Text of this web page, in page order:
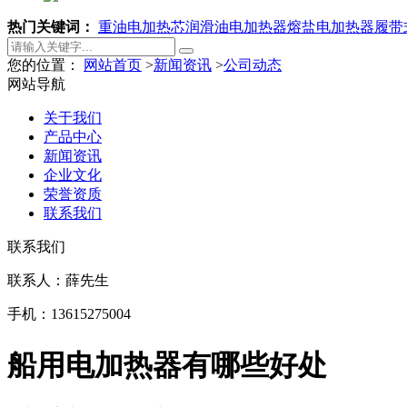
热门关键词： 重油电加热芯润滑油电加热器熔盐电加热器履
您的位置： 网站首页 >新闻资讯 >公司动态
船用电加热器有哪些好处
网站导航
关于我们
产品中心
新闻资讯
企业文化
荣誉资质
联系我们
联系我们
联系人：薛先生
手机：13615275004